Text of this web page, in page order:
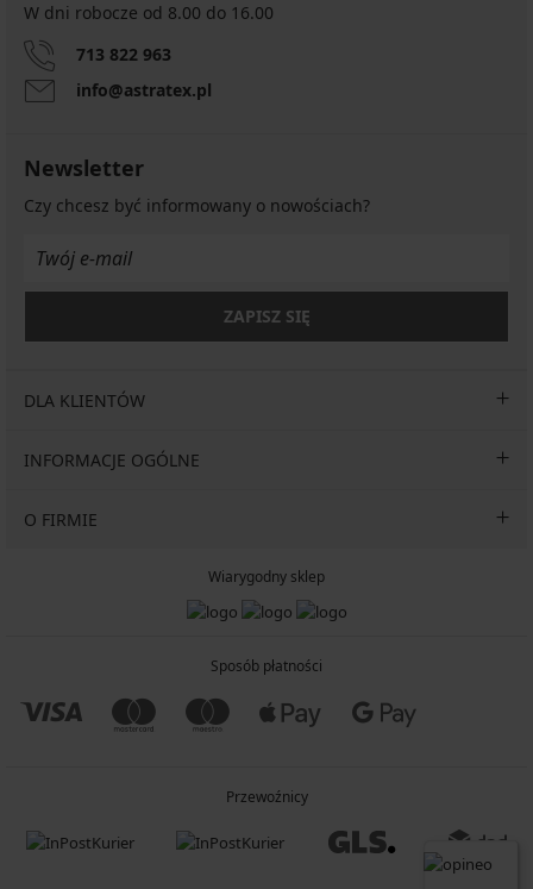
W dni robocze od 8.00 do 16.00
713 822 963
info@astratex.pl
Newsletter
Czy chcesz być informowany o nowościach?
ZAPISZ SIĘ
DLA KLIENTÓW
INFORMACJE OGÓLNE
O FIRMIE
Wiarygodny sklep
Sposób płatności
Przewoźnicy